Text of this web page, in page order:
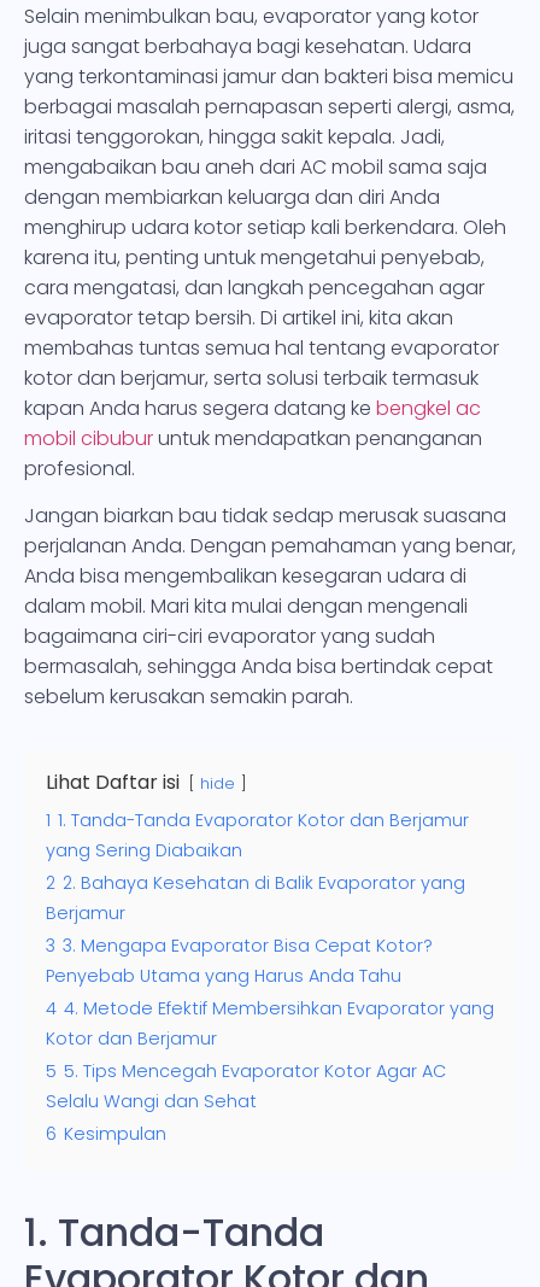
Selain menimbulkan bau, evaporator yang kotor
juga sangat berbahaya bagi kesehatan. Udara
yang terkontaminasi jamur dan bakteri bisa memicu
berbagai masalah pernapasan seperti alergi, asma,
iritasi tenggorokan, hingga sakit kepala. Jadi,
mengabaikan bau aneh dari AC mobil sama saja
dengan membiarkan keluarga dan diri Anda
menghirup udara kotor setiap kali berkendara. Oleh
karena itu, penting untuk mengetahui penyebab,
cara mengatasi, dan langkah pencegahan agar
evaporator tetap bersih. Di artikel ini, kita akan
membahas tuntas semua hal tentang evaporator
kotor dan berjamur, serta solusi terbaik termasuk
kapan Anda harus segera datang ke bengkel ac
mobil cibuburuntuk mendapatkan penanganan
profesional.
Jangan biarkan bau tidak sedap merusak suasana
perjalanan Anda. Dengan pemahaman yang benar,
Anda bisa mengembalikan kesegaran udara di
dalam mobil. Mari kita mulai dengan mengenali
bagaimana ciri-ciri evaporator yang sudah
bermasalah, sehingga Anda bisa bertindak cepat
sebelum kerusakan semakin parah.
Lihat Daftar isi hide
1 1. Tanda-Tanda Evaporator Kotor dan Berjamur
yang Sering Diabaikan
2 2. Bahaya Kesehatan di Balik Evaporator yang
Berjamur
3 3. Mengapa Evaporator Bisa Cepat Kotor?
Penyebab Utama yang Harus Anda Tahu
4 4. Metode Efektif Membersihkan Evaporator yang
Kotor dan Berjamur
5 5. Tips Mencegah Evaporator Kotor Agar AC
Selalu Wangi dan Sehat
6 Kesimpulan
1. Tanda-Tanda